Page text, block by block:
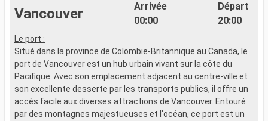
Vancouver
Arrivée
00:00
Départ
20:00
Le port :
Situé dans la province de Colombie-Britannique au Canada, le
port de Vancouver est un hub urbain vivant sur la côte du
Pacifique. Avec son emplacement adjacent au centre-ville et
son excellente desserte par les transports publics, il offre un
accès facile aux diverses attractions de Vancouver. Entouré
par des montagnes majestueuses et l'océan, ce port est un